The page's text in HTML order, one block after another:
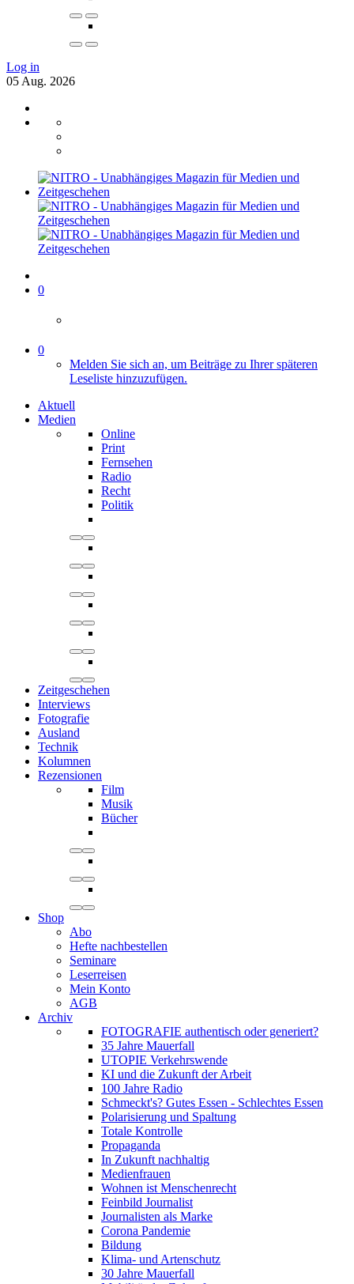
Log in
05 Aug. 2026
0
0
Melden Sie sich an, um Beiträge zu Ihrer späteren
Leseliste hinzuzufügen.
Aktuell
Medien
Online
Print
Fernsehen
Radio
Recht
Politik
Zeitgeschehen
Interviews
Fotografie
Ausland
Technik
Kolumnen
Rezensionen
Film
Musik
Bücher
Shop
Abo
Hefte nachbestellen
Seminare
Leserreisen
Mein Konto
AGB
Archiv
FOTOGRAFIE authentisch oder generiert?
35 Jahre Mauerfall
UTOPIE Verkehrswende
KI und die Zukunft der Arbeit
100 Jahre Radio
Schmeckt's? Gutes Essen - Schlechtes Essen
Polarisierung und Spaltung
Totale Kontrolle
Propaganda
In Zukunft nachhaltig
Medienfrauen
Wohnen ist Menschenrecht
Feinbild Journalist
Journalisten als Marke
Corona Pandemie
Bildung
Klima- und Artenschutz
30 Jahre Mauerfall